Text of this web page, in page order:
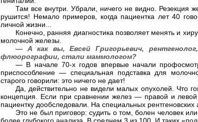
Там все внутри. Убрали, ничего не видно. Резекция
рушится! Немало примеров, когда пациентка лет 40
личной жизни...
Конечно, ранняя диагностика позволяет менять и
молочной железы.
— А как вы, Евсей Григорьевич,
флюорографии, стали маммологом?
— В начале 70-х годов впервые начали
приспособление — специальная подставка для
старого говорили: это ничего не дает!
Да, действительно не видели малых опухолей. Что
концепция. Если при сравнении желез — правой и
пациентку дообследовали. На специальных рентгеновских
Это не был приговор: судить о том, болен человек